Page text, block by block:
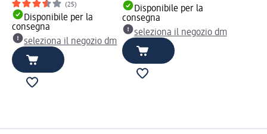
(25)
Disponibile per la
consegna
seleziona il negozio dm
Disponibile per la
consegna
seleziona il negozio dm